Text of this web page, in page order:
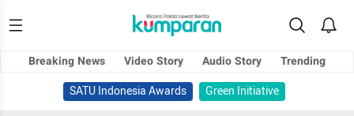
Breaking News Video Story Audio Story
Trending
SATU Indonesia Awards
Green Initiative